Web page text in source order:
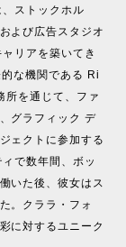
ストックホル
よび広告スタジオ
リアを築いてき
な機関である Ri
を通じて、ファ
グラフィック デ
ェクトに参加する
で数年間、ボッ
いた後、彼女はス
。クララ・フォ
に対するユニーク